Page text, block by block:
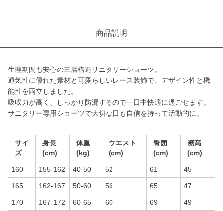
商品説明
生理期間も安心の三層構造サニタリーショーツ。
通気性に優れた素材と可愛らしいレース装飾で、デザイン性と機
能性を両立しました。
吸収力が高く、しっかり防漏するので一日中快適に過ごせます。
サニタリー専用ショーツで大切な日も自信を持って活動的に。
サイ
ズ
身長
(cm)
体重
(kg)
ウエスト
(cm)
臀囲
(cm)
裾高
(cm)
160 155-162 40-50 52 61 45
165 162-167 50-60 56 65 47
170 167-172 60-65 60 69 49